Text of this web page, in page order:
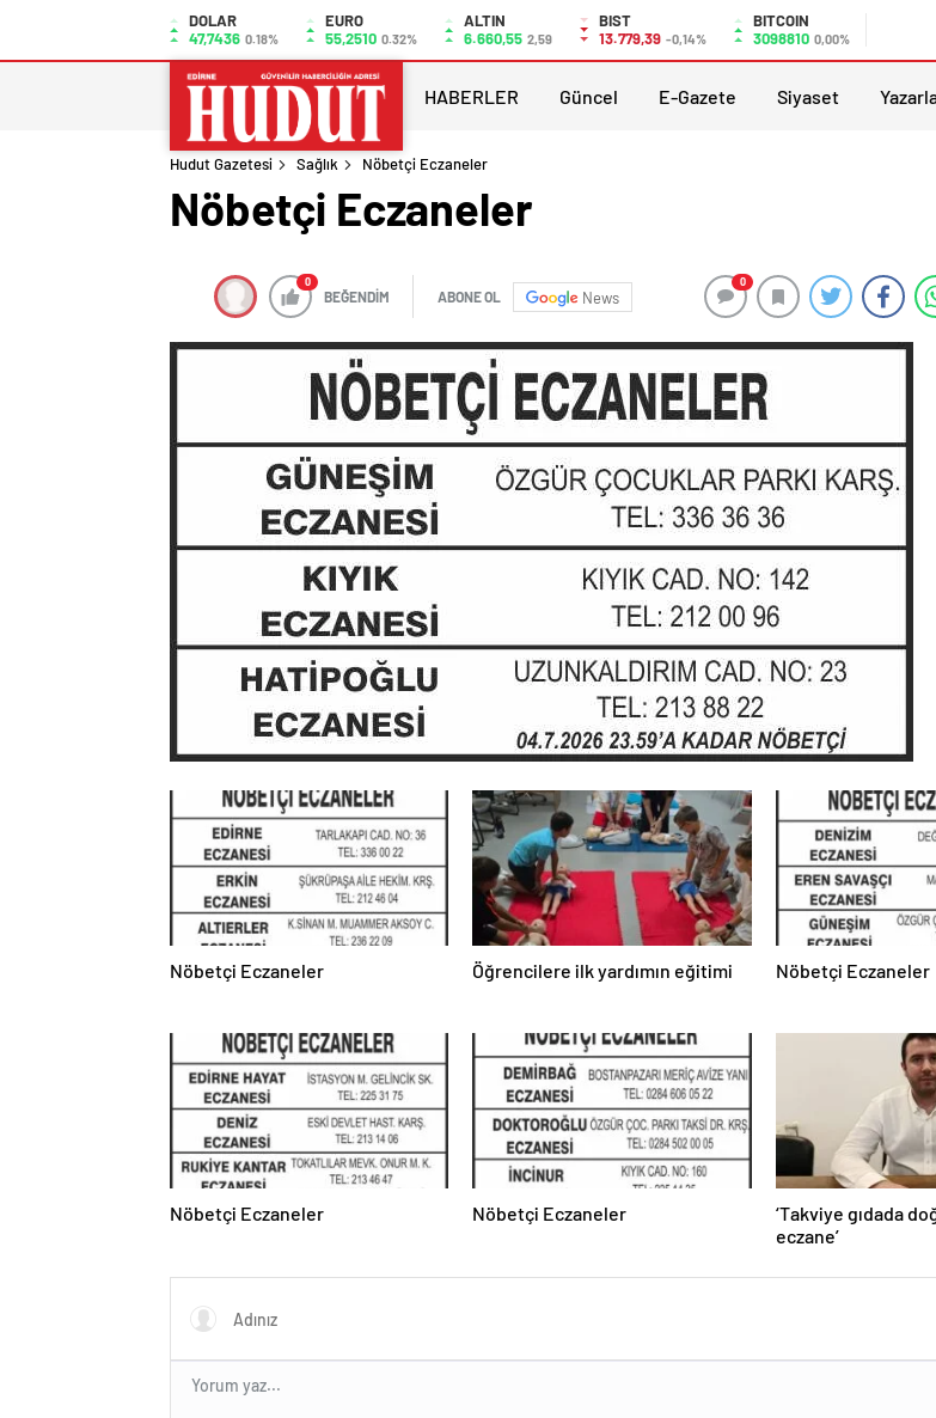
DOLAR
47,7436 0.18%
EURO
55,2510 0.32%
ALTIN
6.660,55 2,59
BIST
13.779,39 -0,14%
BITCOIN
3098810 0,00%
HABERLER Güncel E-Gazete Siyaset
Hudut Gazetesi Sağlık Nöbetçi Eczaneler
Nöbetçi Eczaneler
0
BEĞENDİM ABONE OL News
0
Nöbetçi Eczaneler Öğrencilere ilk yardımın eğitimi Nöbetçi Eczaneler
Nöbetçi Eczaneler Nöbetçi Eczaneler
‘Takviye gıdada
eczane’